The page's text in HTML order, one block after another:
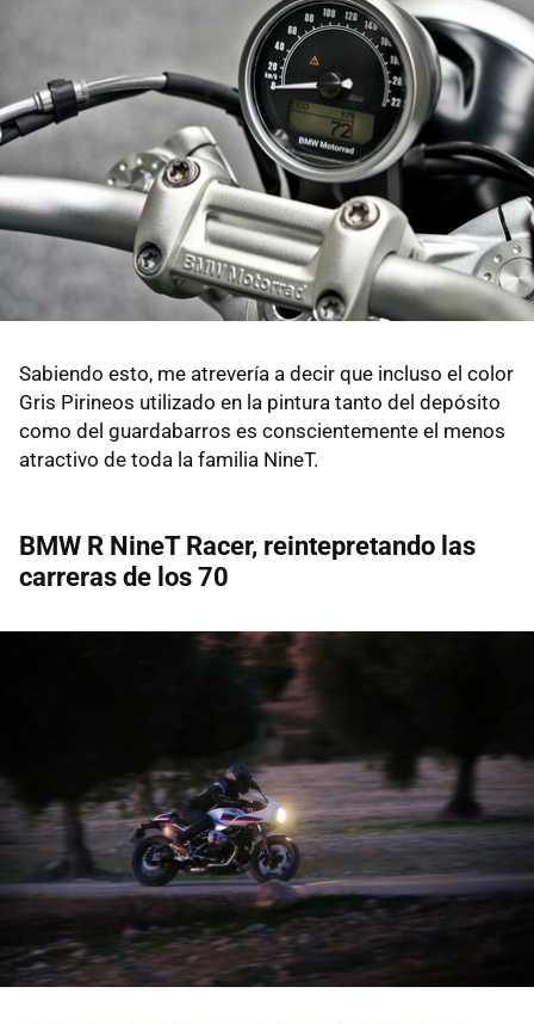
Sabiendo esto, me atrevería a decir que incluso el color
Gris Pirineos utilizado en la pintura tanto del depósito
como del guardabarros es conscientemente el menos
atractivo de toda la familia NineT.
BMW R NineT Racer, reintepretando las
carreras de los 70